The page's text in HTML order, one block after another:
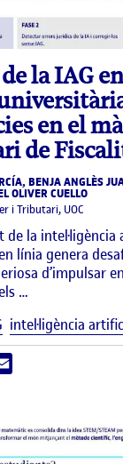
la IAG
en el
de
BENJA ANGLÈS
OLIVER CUELLO
i Tributari, UOC
la
línia genera
d’impulsar
…
intel·ligència